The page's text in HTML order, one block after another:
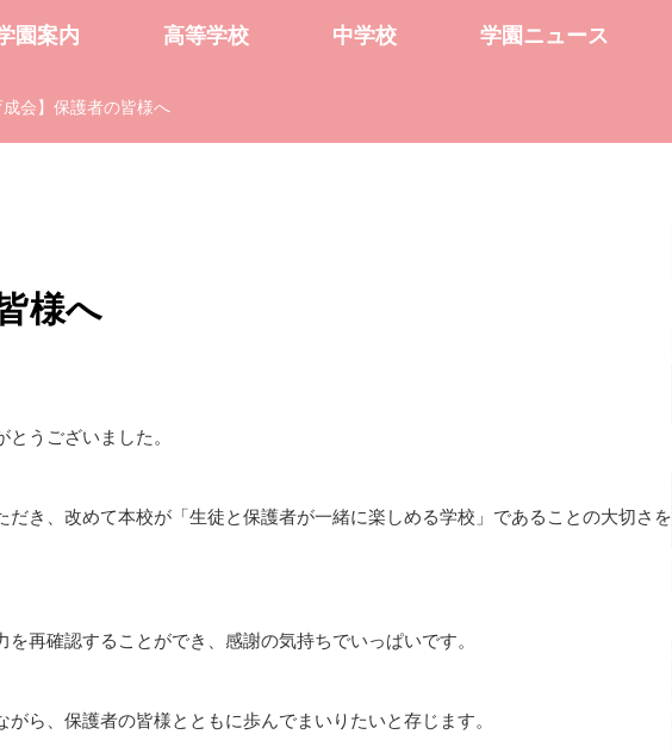
園案内 高等学校 中学校 学園ニュース
成会】保護者の皆様へ
様へ
うございました。
き、改めて本校が「生徒と保護者が一緒に楽しめる学校」であることの大切さを
再確認することができ、感謝の気持ちでいっぱいです。
ら、保護者の皆様とともに歩んでまいりたいと存じます。